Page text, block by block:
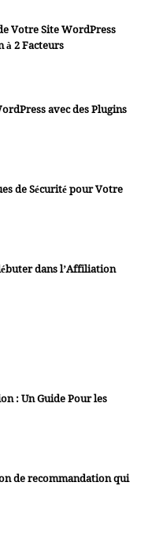
Votre Site WordPress
à 2 Facteurs
avec des Plugins
de Sécurité pour Votre
dans l’Affiliation
: Un Guide Pour les
de recommandation qui